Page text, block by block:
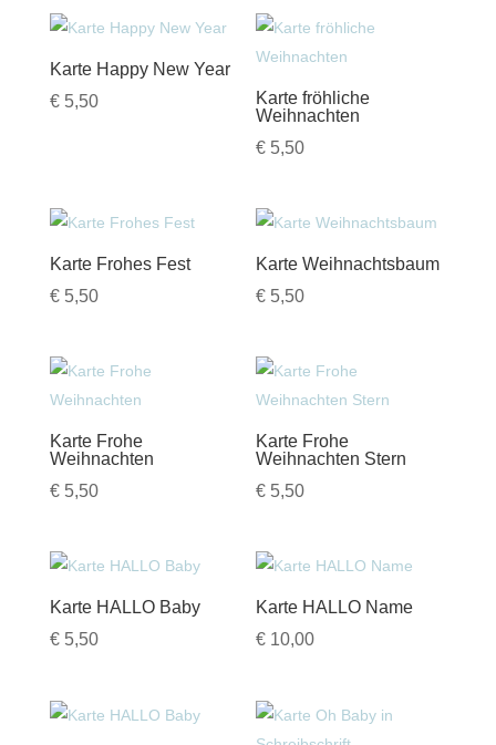
Karte Happy New Year
€5,50
Karte fröhliche
Weihnachten
€ 5,50
Karte Frohes Fest
€5,50
Karte Weihnachtsbaum
€ 5,50
Karte Frohe
Weihnachten
€5,50
Karte Frohe
Weihnachten Stern
€ 5,50
Karte HALLO Baby
€5,50
Karte HALLO Name
€ 10,00